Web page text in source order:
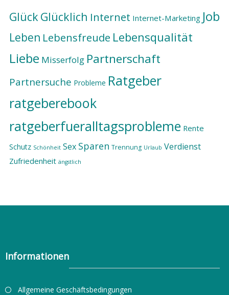
Glück Glücklich Internet Internet-Marketing Job
Leben Lebensfreude Lebensqualität
Liebe Misserfolg Partnerschaft
Partnersuche Probleme Ratgeber
ratgeberebook
ratgeberfueralltagsprobleme Rente
Schutz Schönheit Sex Sparen Trennung Urlaub Verdienst
Zufriedenheit ängstlich
Informationen
Allgemeine Geschäftsbedingungen